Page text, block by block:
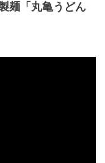
麺「丸亀うどん